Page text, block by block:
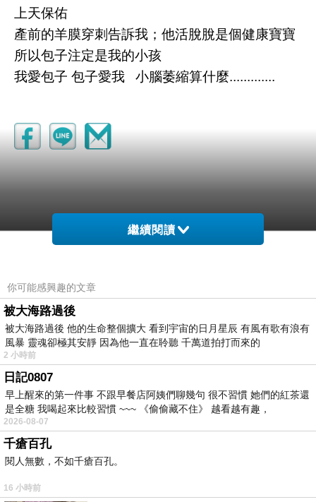
上天保佑
產前的羊膜穿刺告訴我；他活脫脫是個健康寶寶
所以包子注定是我的小孩
我愛包子 包子愛我 小腦萎縮算什麼.............
(悄悄話)
2011-11-24 15:41:38
Szu-Hsien
聯絡，在這邊可以看到小包子變成大包子的狀況，
包子媽媽要努力點，常常紀錄下生活所聞所感，讓
再台灣頭的阿姨也可以分享你們的快樂與感動～～
繼續閱讀
你可能感興趣的文章
被大海路過後
被大海路過後 他的生命整個擴大 看到宇宙的日月星辰 有風有歌有浪有
風暴 靈魂卻極其安靜 因為他一直在聆聽 千萬道拍打而來的
2 小時前
日記0807
早上醒來的第一件事 不跟早餐店阿姨們聊幾句 很不習慣 她們的紅茶還
是全糖 我喝起來比較習慣 ~~~ 《偷偷藏不住》 越看越有趣，
2026-08-07
千瘡百孔
閱人無數，不如千瘡百孔。
16 小時前